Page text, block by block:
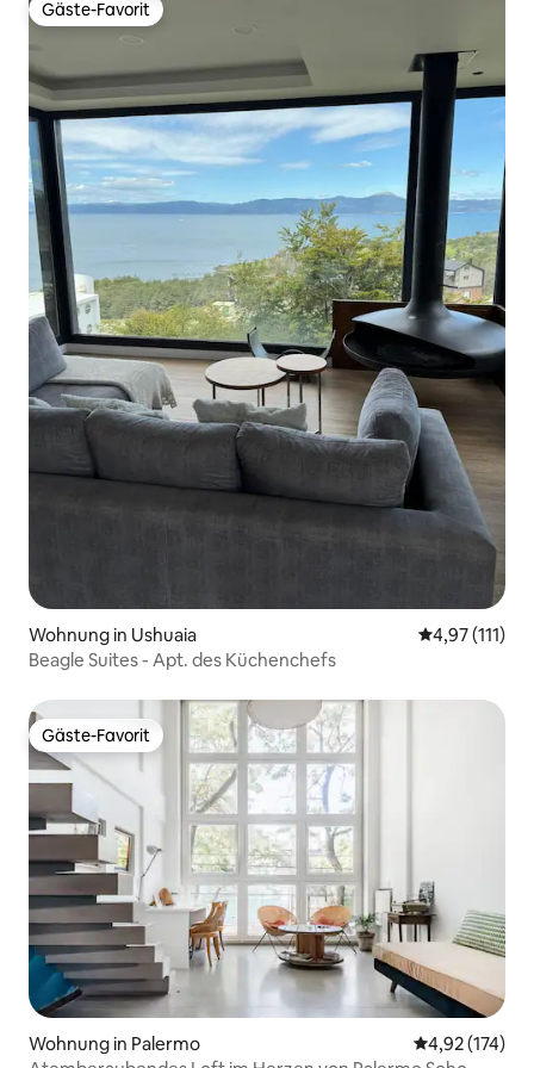
Gäste-Favorit
Gäste-Favorit
Wohnung in Ushuaia
4,97 (111)
Beagle Suites - Apt. des Küchenchefs
Gäste-Favorit
Gäste-Favorit
Wohnung in Palermo
4,92 (174)